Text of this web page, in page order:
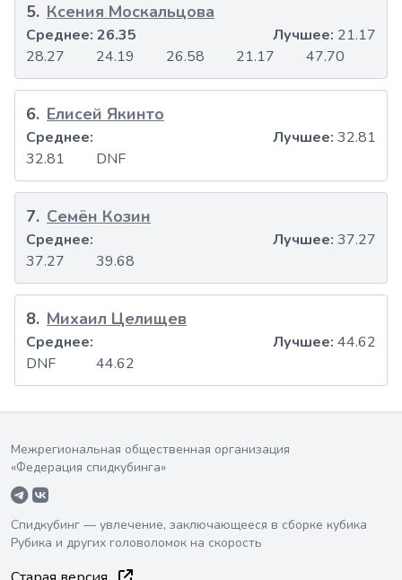
5. Ксения Москальцова
28.27 24.19 26.58 21.17 47.70
Среднее: 26.35 Лучшее: 21.17
6. Елисей Якинто
32.81 DNF
Среднее: Лучшее: 32.81
7. Семён Козин
37.27 39.68
Среднее: Лучшее: 37.27
8. Михаил Целищев
DNF 44.62
Среднее: Лучшее: 44.62
Межрегиональная общественная организация
«Федерация спидкубинга»
Спидкубинг — увлечение, заключающееся в сборке кубика
Рубика и других головоломок на скорость